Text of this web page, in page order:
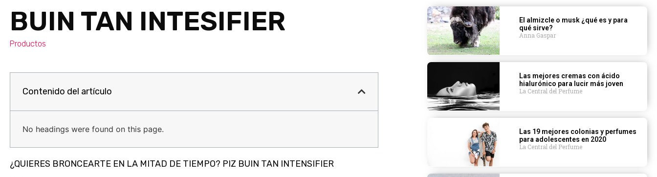
BUIN TAN INTESIFIER
Productos
Contenido del artículo
No headings were found on this page.
¿QUIERES BRONCEARTE EN LA MITAD DE TIEMPO? PIZ BUIN TAN INTENSIFIER
El almizcle o musk ¿qué es y para
qué sirve?
Anna Gaspar
Las mejores cremas con ácido
hialurónico para lucir más joven
La Central del Perfume
Las 19 mejores colonias y perfumes
para adolescentes en 2020
La Central del Perfume